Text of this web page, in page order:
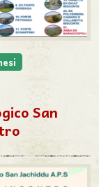
San